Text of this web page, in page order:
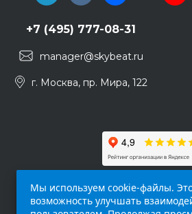
+7 (495) 777-08-31
manager@skybeat.ru
г. Москва, пр. Мира, 122
Мы используем cookie-файлы.
возможность улучшать